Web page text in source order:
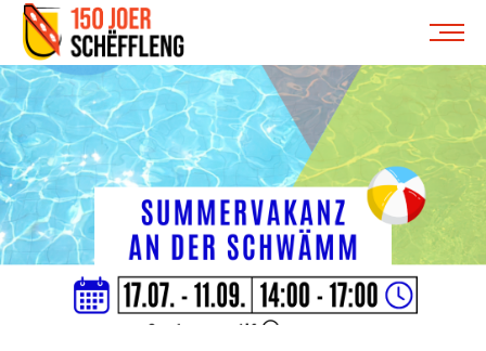
Schifflange, schifflange-logo, gemeng